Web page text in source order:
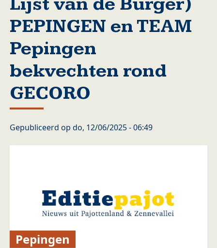
PEPINGEN en TEAM
Pepingen
bekvechten rond
GECORO
Gepubliceerd op do, 12/06/2025 - 06:49
Pepingen